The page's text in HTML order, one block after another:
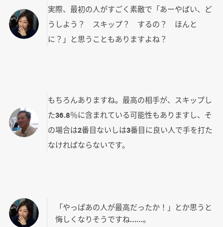
実際、最初の人がすごく素敵で「あーやばい、ど
うしよう？ スキップ？ するの？ ほんと
に？」と思うこともありますよね？
もちろんありますね。最高の相手が、スキップし
た36.8％に含まれている可能性もありますし、そ
の場合は2番目ないしは3番目に良い人で手を打た
なければならないです。
「やっぱあの人が最高だったか！」とか思うと
悔しくなりそうですね……。